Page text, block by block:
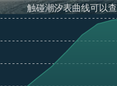
触碰潮汐表曲线可以